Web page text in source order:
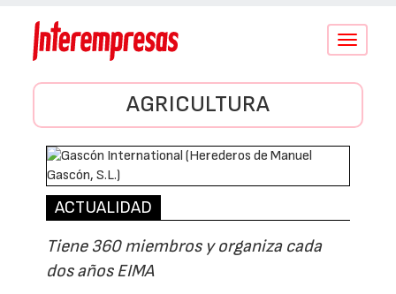
Conmutar
AGRICULTURA
ACTUALIDAD
Tiene 360 miembros y organiza cada
dos años EIMA